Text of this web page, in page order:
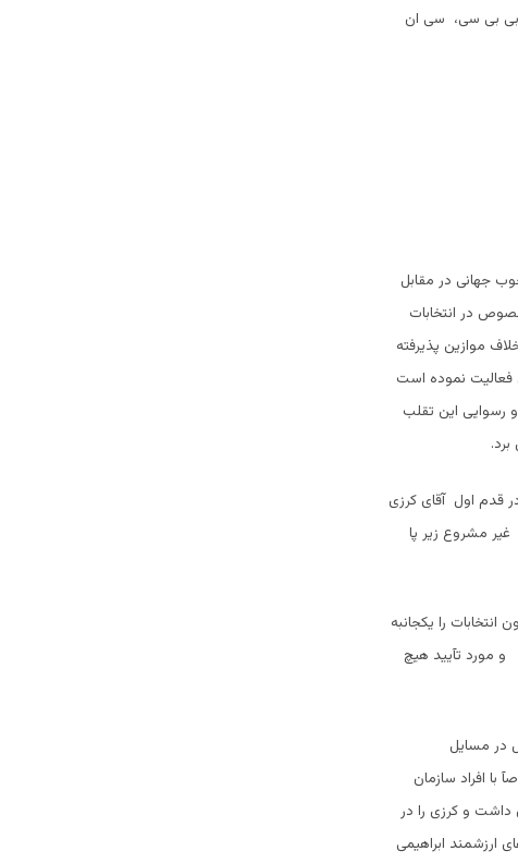
بی بی سی، سی ان
جهانی در مقابل
در انتخابات
موازین پذیرفته
فعالیت نموده است
رسوایی این تقلب
قدم اول آقای کرزی
غیر مشروع زیر پا
را یکجانبه
مورد تآیید هیچ
در مسایل
با افراد سازمان
گی سازمان ملل را در سالهای 2001 در افغانستان داشت و کرزی را در
ابراهیمی